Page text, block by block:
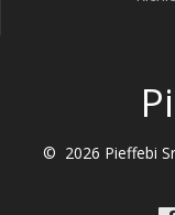
© 2026 Pieffebi